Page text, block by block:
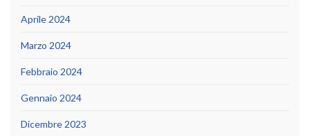
Aprile 2024
Marzo 2024
Febbraio 2024
Gennaio 2024
Dicembre 2023